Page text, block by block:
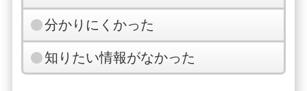
分かりにくかった
知りたい情報がなかった